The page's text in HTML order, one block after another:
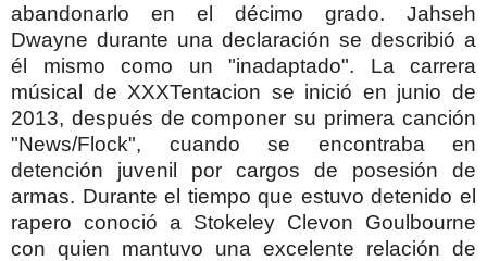
abandonarlo en el décimo grado. Jahseh
Dwayne durante una declaración se describió a
él mismo como un "inadaptado". La carrera
músical de XXXTentacion se inició en junio de
2013, después de componer su primera canción
"News/Flock", cuando se encontraba en
detención juvenil por cargos de posesión de
armas. Durante el tiempo que estuvo detenido el
rapero conoció a Stokeley Clevon Goulbourne
con quien mantuvo una excelente relación de